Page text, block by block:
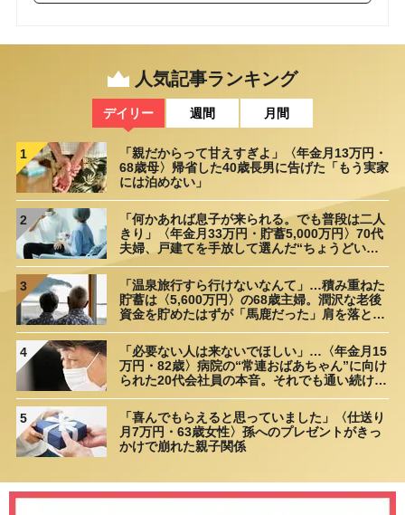
【第158回】 超高利回り物件への不動産投資はアリなのか？リス
しないための注意点
2026/05/27
人気記事ランキング
デイリー 週間 月間
1
「親だからって甘えすぎよ」〈年金月13万円・
68歳母〉帰省した40歳長男に告げた「もう実家
には泊めない」
2
「何かあれば息子が来られる。でも普段は二人
きり」〈年金月33万円・貯蓄5,000万円〉70代
夫婦、戸建てを手放して選んだ“ちょうどいい
3
「温泉旅行すら行けないなんて」…積み重ねた
貯蓄は〈5,600万円〉の68歳主婦。潤沢な老後
資金を貯めたはずが「馬鹿だった」肩を落とす
4
「必要ない人は来ないでほしい」…〈年金月15
万円・82歳〉病院の“常連おばあちゃん”に向け
られた20代会社員の本音。それでも通い続ける
5
「喜んでもらえると思っていました」〈仕送り
月7万円・63歳女性〉孫へのプレゼントがきっ
かけで崩れた親子関係